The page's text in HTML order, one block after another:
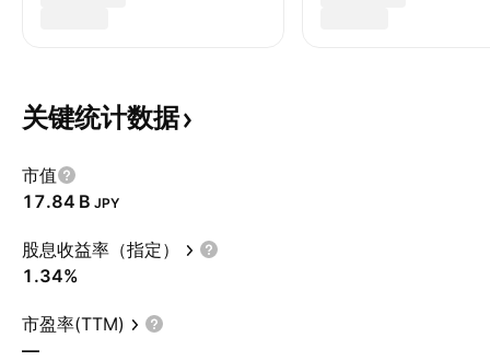
关键统计数据
市值
‪17.84 B‬ JPY
股息收益率（指定）
1.34%
市盈率(TTM)
—